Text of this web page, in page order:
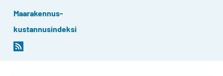
Maarakennus-
kustannusindeksi